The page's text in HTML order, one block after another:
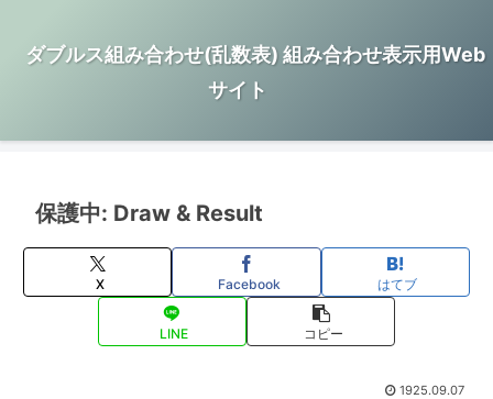
ダブルス組み合わせ(乱数表) 組み合わせ表示用Web
サイト
保護中: Draw & Result
X Facebook はてブ
LINE コピー
1925.09.07